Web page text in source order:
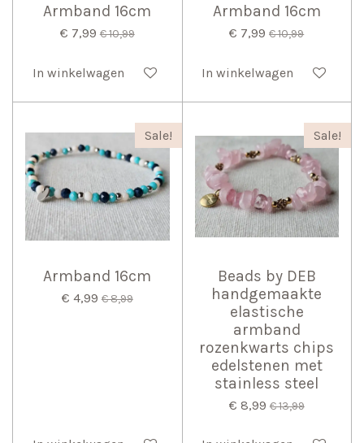
Armband 16cm
€ 7,99 € 10,99
In winkelwagen
Armband 16cm
€ 7,99 € 10,99
In winkelwagen
Sale!
Armband 16cm
€ 4,99 € 8,99
Sale!
Beads by DEB
handgemaakte
elastische
armband
rozenkwarts chips
edelstenen met
stainless steel
€ 8,99 € 13,99